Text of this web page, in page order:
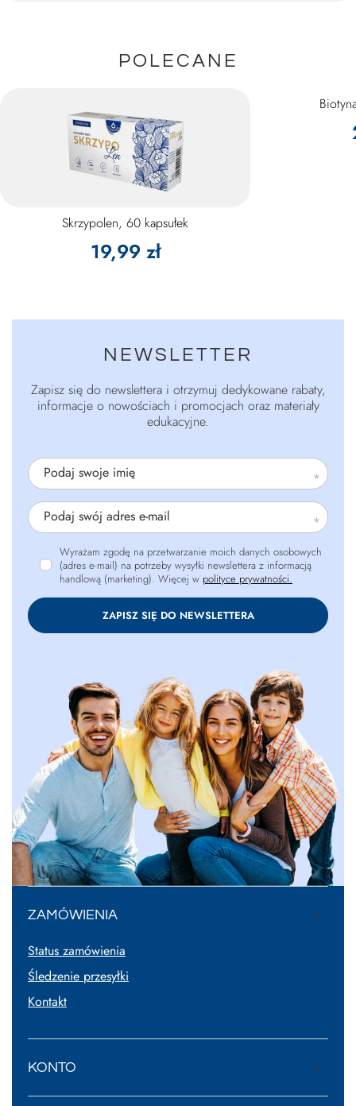
POLECANE
Skrzypolen, 60 kapsułek
19,99 zł
NEWSLETTER
Zapisz się do newslettera i otrzymuj dedykowane rabaty,
informacje o nowościach i promocjach oraz materiały
edukacyjne.
Podaj swoje imię
Podaj swój adres e-mail
Wyrażam zgodę na przetwarzanie moich danych osobowych
(adres e-mail) na potrzeby wysyłki newslettera z informacją
handlową (marketing). Więcej w polityce prywatności.
ZAPISZ SIĘ DO NEWSLETTERA
ZAMÓWIENIA
Status zamówienia
Śledzenie przesyłki
Kontakt
KONTO